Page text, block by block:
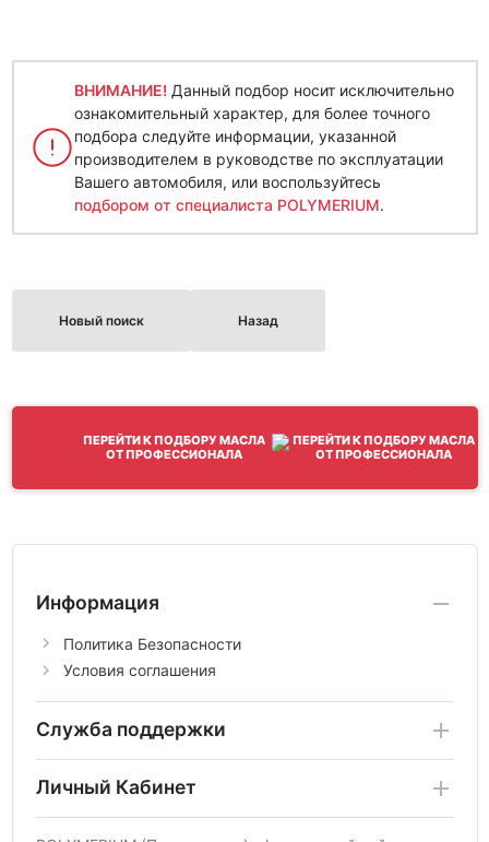
ВНИМАНИЕ! Данный подбор носит исключительно
ознакомительный характер, для более точного
подбора следуйте информации, указанной
производителем в руководстве по эксплуатации
Вашего автомобиля, или воспользуйтесь
подбором от специалиста POLYMERIUM.
Новый поиск Назад
ПЕРЕЙТИ К ПОДБОРУ МАСЛА
ОТ ПРОФЕССИОНАЛА
Информация
Политика Безопасности
Условия соглашения
Служба поддержки
Личный Кабинет